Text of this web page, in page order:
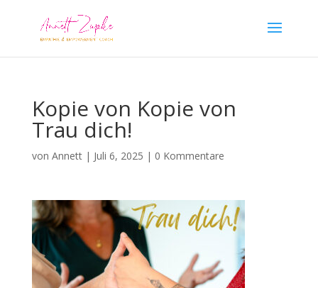
Kopie von Kopie von
Trau dich!
von Annett| Juli 6, 2025 | 0 Kommentare